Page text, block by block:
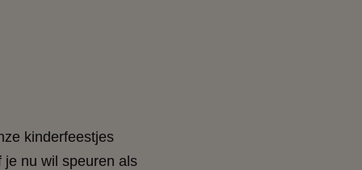
kinderfeestjes
nu wil speuren als